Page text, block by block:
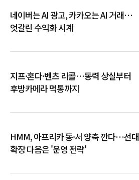
네이버는 AI 광고, 카카오는 AI 거래…
엇갈린 수익화 시계
지프·혼다·벤츠 리콜…동력 상실부터
후방카메라 먹통까지
HMM, 아프리카 동·서 양축 깐다…선대
확장 다음은 '운영 전략'